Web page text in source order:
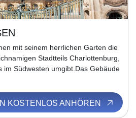
mit seinem herrlichen Garten die
Stadtteils Charlottenburg,
im Südwesten umgibt.Das Gebäude
KOSTENLOS ANHÖREN